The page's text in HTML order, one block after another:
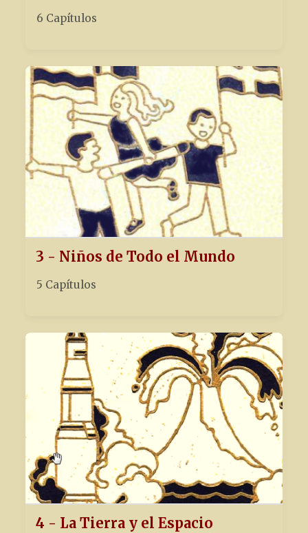
6 Capítulos
3 - Niños de Todo el Mundo
5 Capítulos
4 - La Tierra y el Espacio